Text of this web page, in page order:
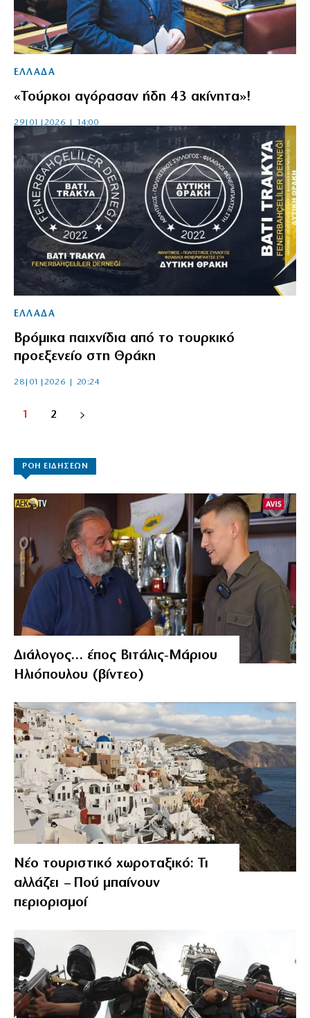
ΕΛΛΑΔΑ
«Τούρκοι αγόρασαν ήδη 43 ακίνητα»!
29|01|2026 | 14:00
ΕΛΛΑΔΑ
Βρόμικα παιχνίδια από το τουρκικό
προεξενείο στη Θράκη
28|01|2026 | 20:24
1 2
ΡΟΗ ΕΙΔΗΣΕΩΝ
Διάλογος… έπος Βιτάλις-Μάριου
Ηλιόπουλου (βίντεο)
Νέο τουριστικό χωροταξικό: Τι
αλλάζει – Πού μπαίνουν
περιορισμοί